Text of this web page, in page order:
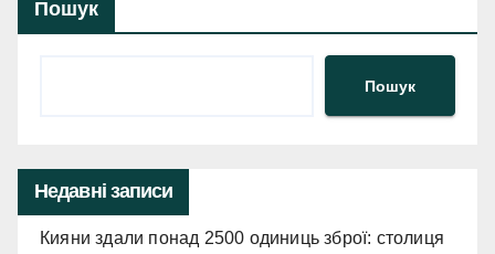
Пошук
Пошук
Недавні записи
Кияни здали понад 2500 одиниць зброї: столиця